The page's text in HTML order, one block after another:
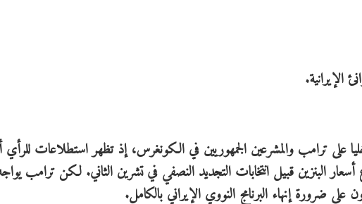
الإيرانية.
على ترامب والمشرعين الجمهوريين في الكونغرس، إذ تظهر استطلاعات للرأي
البنزين قبيل انتخابات التجديد النصفي في تشرين الثاني. لكن ترامب
ضرورة إنهاء البرنامج النووي الإيراني بالكامل.